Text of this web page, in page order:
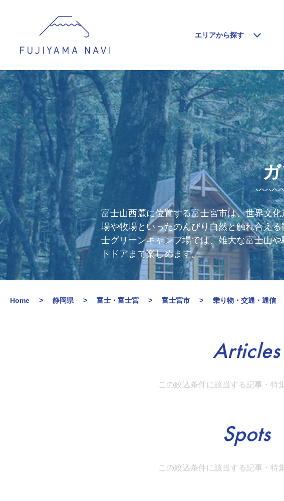
エリアから探す
富士山西麓に位置する富士宮市は、世界文
場や牧場といったのんびり自然と触れ合え
士グリーンキャンプ場では、雄大な富士山
トドアまで楽しめます。
Home 静岡県 富士・富士宮 富士宮市 乗り物・交通・通信
Articles
この絞込条件に該当する記事・特
Spots
この絞込条件に該当する記事・特